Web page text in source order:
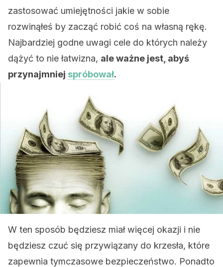
zastosować umiejętności jakie w sobie
rozwinąłeś by zacząć robić coś na własną rękę.
Najbardziej godne uwagi cele do których należy
dążyć to nie łatwizna, ale ważne jest, abyś
przynajmniej spróbował.
W ten sposób będziesz miał więcej okazji i nie
będziesz czuć się przywiązany do krzesła, które
zapewnia tymczasowe bezpieczeństwo. Ponadto